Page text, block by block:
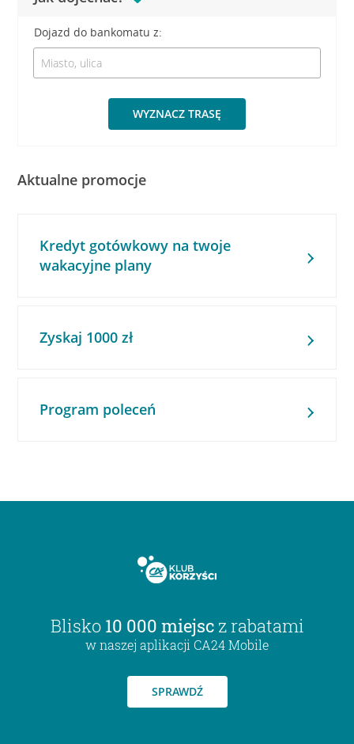
Dojazd do bankomatu z:
WYZNACZ TRASĘ
Aktualne promocje
Kredyt gotówkowy na twoje
wakacyjne plany
Zyskaj 1000 zł
Program poleceń
Blisko 10 000 miejsc z rabatami
w naszej aplikacji CA24 Mobile
SPRAWDŹ